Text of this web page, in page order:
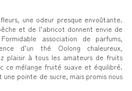
une odeur presque envoûtante.
et de l’abricot donnent envie de
association de parfums,
d’un thé Oolong chaleureux,
plaisir à tous les amateurs de fruits
ce mélange fruité suave et équilibré.
pointe de sucre, mais promis nous